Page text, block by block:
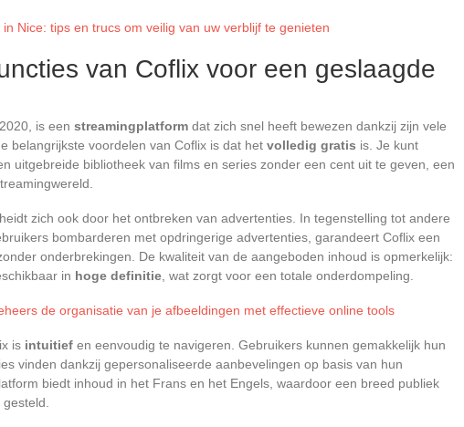
in Nice: tips en trucs om veilig van uw verblijf te genieten
van Coflix voor een geslaagde
is een streamingplatform dat zich snel heeft bewezen dankzij zijn vele
belangrijkste voordelen van Coflix is dat het volledig gratis is. Je kunt
uitgebreide bibliotheek van films en series zonder een cent uit te geven, een
zich ook door het ontbreken van advertenties. In tegenstelling tot andere
bombarderen met opdringerige advertenties, garandeert Coflix een
onderbrekingen. De kwaliteit van de aangeboden inhoud is opmerkelijk:
in hoge definitie , wat zorgt voor een totale onderdompeling.
de organisatie van je afbeeldingen met effectieve online tools
is intuitief en eenvoudig te navigeren. Gebruikers kunnen gemakkelijk hun
vinden dankzij gepersonaliseerde aanbevelingen op basis van hun
biedt inhoud in het Frans en het Engels, waardoor een breed publiek